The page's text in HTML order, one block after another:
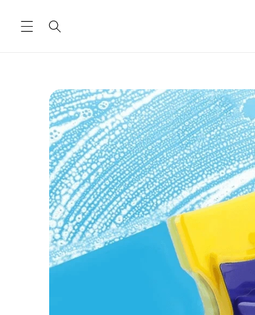
tartalomhoz
Kihagyás, és
ugrás a
termékadatokra